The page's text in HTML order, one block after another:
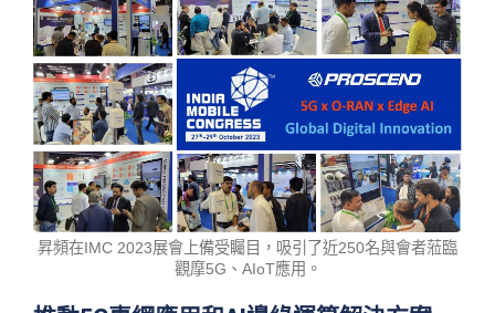
昇頻在IMC 2023展會上備受矚目，吸引了近250名與會者蒞臨
觀摩5G、AIoT應用。